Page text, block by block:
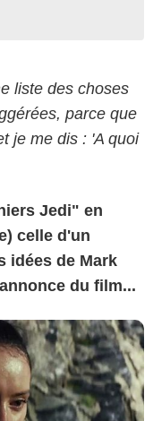
liste des choses
parce que
je me dis : 'A quoi
Jedi" en
celle d'un
idées de Mark
du film...